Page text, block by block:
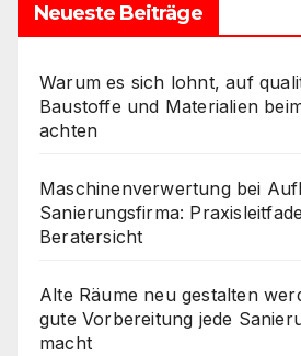
Neueste Beiträge
Warum es sich lohnt, auf
Baustoffe und Materialien
achten
Maschinenverwertung bei
Sanierungsfirma:
Beratersicht
Alte Räume neu gestalten
gute Vorbereitung jede
macht